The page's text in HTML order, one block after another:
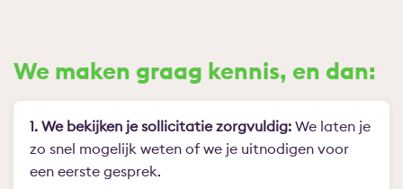
We maken graag kennis, en dan:
1. We bekijken je sollicitatie zorgvuldig: We laten je
zo snel mogelijk weten of we je uitnodigen voor
een eerste gesprek.